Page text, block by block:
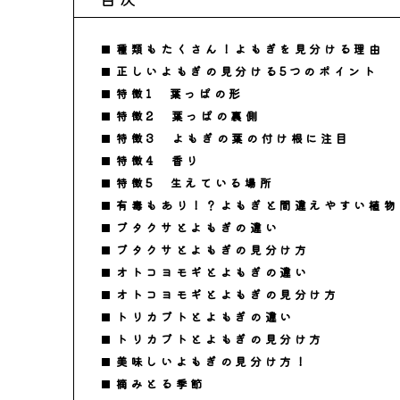
種類もたくさん！よもぎを見分ける理由
正しいよもぎの見分ける5つのポイント
特徴1 葉っぱの形
特徴2 葉っぱの裏側
特徴3 よもぎの葉の付け根に注目
特徴4 香り
特徴5 生えている場所
有毒もあり！？よもぎと間違えやすい植
ブタクサとよもぎの違い
ブタクサとよもぎの見分け方
オトコヨモギとよもぎの違い
オトコヨモギとよもぎの見分け方
トリカブトとよもぎの違い
トリカブトとよもぎの見分け方
美味しいよもぎの見分け方！
摘みとる季節